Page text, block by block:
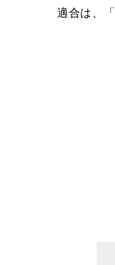
適合は、「